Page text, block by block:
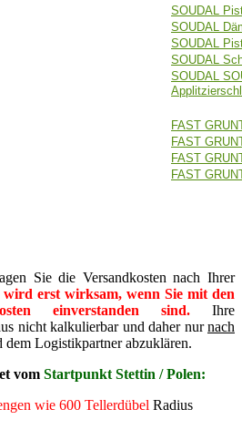
SOUDAL
SOUDAL
SOUDAL
SOUDAL
SOUDAL
FAST
FAST
FAST
FAST
Sie die Versandkosten nach Ihrer
erst wirksam, wenn Sie mit den
einverstanden sind. Ihre
nicht kalkulierbar und daher nurnach
Logistikpartner abzuklären.
vom Startpunkt Stettin / Polen:
wie 600 Tellerdübel Radius